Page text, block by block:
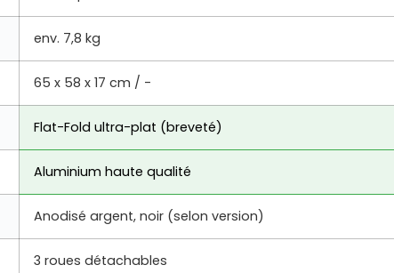
env. 7,8 kg
65 x 58 x 17 cm / -
Flat-Fold ultra-plat (breveté)
Aluminium haute qualité
Anodisé argent, noir (selon version)
3 roues détachables